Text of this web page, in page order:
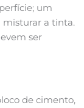
um
misturar a tinta.
ser
de cimento,